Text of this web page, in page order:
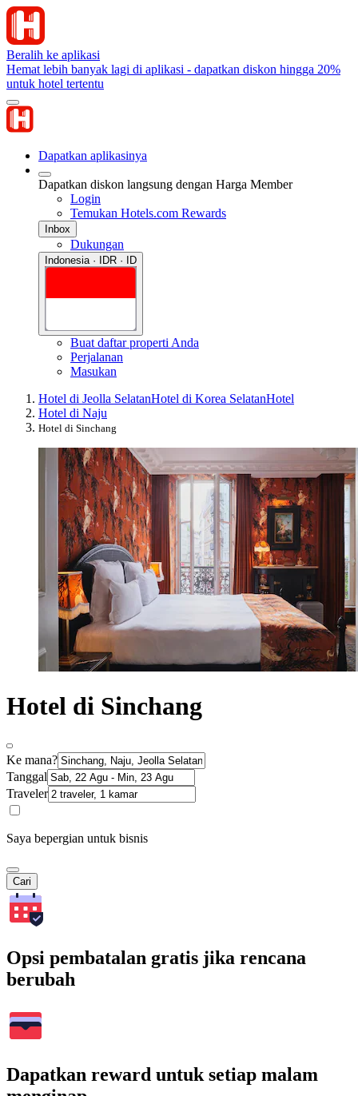
Beralih ke aplikasi
Hemat lebih banyak lagi di aplikasi - dapatkan diskon hingga 20%
untuk hotel tertentu
Dapatkan aplikasinya
Dapatkan diskon langsung dengan Harga Member
Login
Temukan Hotels.com Rewards
Inbox
Dukungan
Indonesia · IDR · ID
Buat daftar properti Anda
Perjalanan
Masukan
Hotel di Jeolla SelatanHotel di Korea SelatanHotel
Hotel di Naju
Hotel di Sinchang
Hotel di Sinchang
Ke mana?
Tanggal
Traveler
Saya bepergian untuk bisnis
Cari
Opsi pembatalan gratis jika rencana
berubah
Dapatkan reward untuk setiap malam